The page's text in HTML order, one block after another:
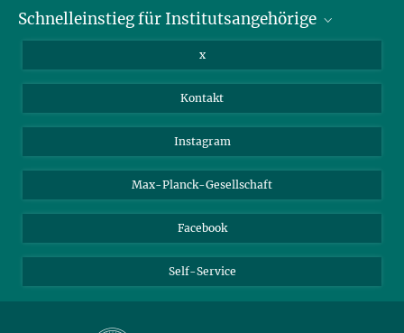
Bibliothek
Schnelleinstieg für Institutsangehörige
Webmail
Nextcloud
x
Kontakt
Instagram
Max-Planck-Gesellschaft
Facebook
Self-Service